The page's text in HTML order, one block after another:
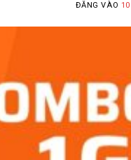
ĐĂNG VÀO